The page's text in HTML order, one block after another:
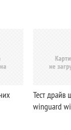
Тест драйв
winguard